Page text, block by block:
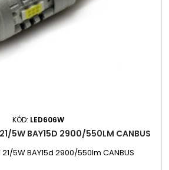
KÓD: LED606W
21/5W BAY15D 2900/550LM CANBUS
21/5W BAY15d 2900/550lm CANBUS